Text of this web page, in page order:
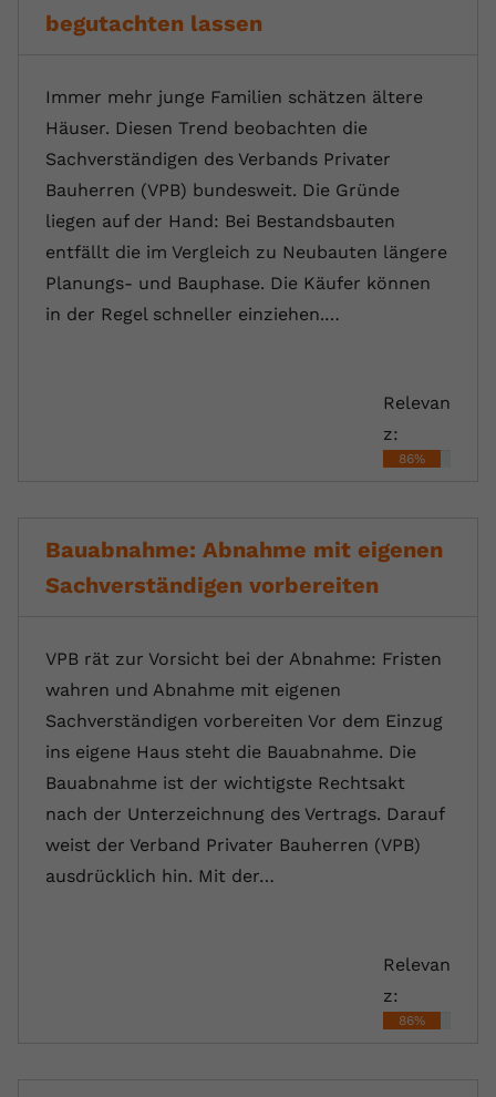
begutachten lassen
Immer mehr junge Familien schätzen ältere
Häuser. Diesen Trend beobachten die
Sachverständigen des Verbands Privater
Bauherren (VPB) bundesweit. Die Gründe
liegen auf der Hand: Bei Bestandsbauten
entfällt die im Vergleich zu Neubauten längere
Planungs- und Bauphase. Die Käufer können
in der Regel schneller einziehen.…
Relevan
z:
86%
Bauabnahme: Abnahme mit eigenen
Sachverständigen vorbereiten
VPB rät zur Vorsicht bei der Abnahme: Fristen
wahren und Abnahme mit eigenen
Sachverständigen vorbereiten Vor dem Einzug
ins eigene Haus steht die Bauabnahme. Die
Bauabnahme ist der wichtigste Rechtsakt
nach der Unterzeichnung des Vertrags. Darauf
weist der Verband Privater Bauherren (VPB)
ausdrücklich hin. Mit der…
Relevan
z:
86%